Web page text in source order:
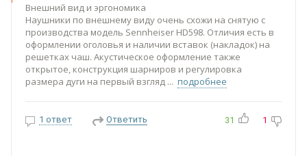
Внешний вид и эргономика
Наушники по внешнему виду очень схожи на снятую с
производства модель Sennheiser HD598. Отличия есть в
оформлении оголовья и наличии вставок (накладок) на
решетках чаш. Акустическое оформление также
открытое, конструкция шарниров и регулировка
размера дуги на первый взгляд
подробнее
1 ответ Ответить 31 1